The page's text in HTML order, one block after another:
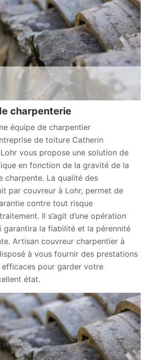
charpenterie
équipe de charpentier
de toiture Catherin
vous propose une solution de
en fonction de la gravité de la
charpente. La qualité des
par couvreur à Lohr, permet de
contre tout risque
Il s’agit d’une opération
garantira la fiabilité et la pérennité
Artisan couvreur charpentier à
à vous fournir des prestations
pour garder votre
état.